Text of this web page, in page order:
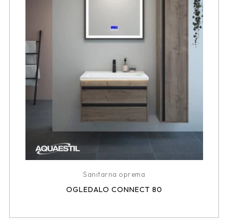
Sanitarna oprema
OGLEDALO CONNECT 80